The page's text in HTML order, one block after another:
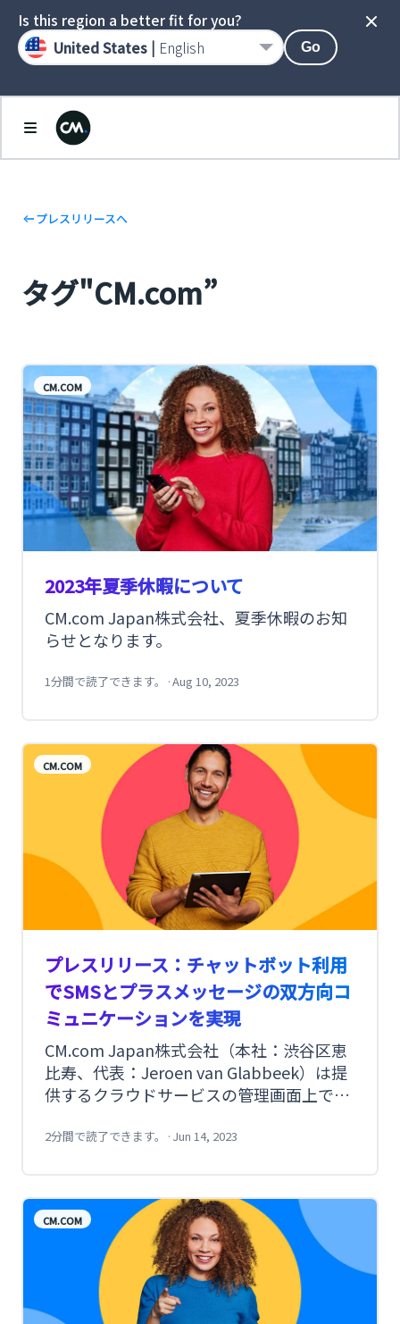
プレスリリースへ
タグ"CM.com”
CM.COM
2023年夏季休暇について
CM.com Japan株式会社、夏季休暇のお知
らせとなります。
1分間で読了できます。 ·Aug 10, 2023
CM.COM
プレスリリース：チャットボット利用
でSMSとプラスメッセージの双方向コ
ミュニケーションを実現
CM.com Japan株式会社（本社：渋谷区恵
比寿、代表：Jeroen van Glabbeek）は提
供するクラウドサービスの管理画面上で企
消費者との双方向のコミュニケーションで
2分間で読了できます。 · Jun 14, 2023
CM.COM
Is this region a better fit for you?
United States | English Go